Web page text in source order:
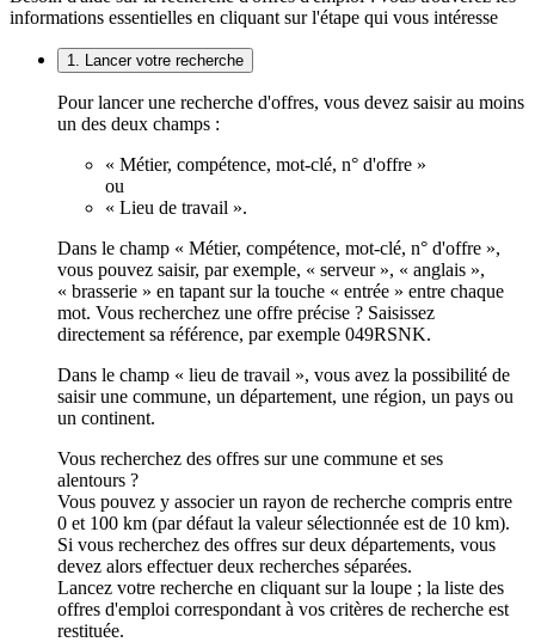
informations essentielles en cliquant sur l'étape qui vous intéresse
1. Lancer votre recherche
Pour lancer une recherche d'offres, vous devez saisir au moins
un des deux champs :
« Métier, compétence, mot-clé, n° d'offre »
ou
« Lieu de travail ».
Dans le champ « Métier, compétence, mot-clé, n° d'offre »,
vous pouvez saisir, par exemple, « serveur », « anglais »,
« brasserie » en tapant sur la touche « entrée » entre chaque
mot. Vous recherchez une offre précise ? Saisissez
directement sa référence, par exemple 049RSNK.
Dans le champ « lieu de travail », vous avez la possibilité de
saisir une commune, un département, une région, un pays ou
un continent.
Vous recherchez des offres sur une commune et ses
alentours ?
Vous pouvez y associer un rayon de recherche compris entre
0 et 100 km (par défaut la valeur sélectionnée est de 10 km).
Si vous recherchez des offres sur deux départements, vous
devez alors effectuer deux recherches séparées.
Lancez votre recherche en cliquant sur la loupe ; la liste des
offres d'emploi correspondant à vos critères de recherche est
restituée.